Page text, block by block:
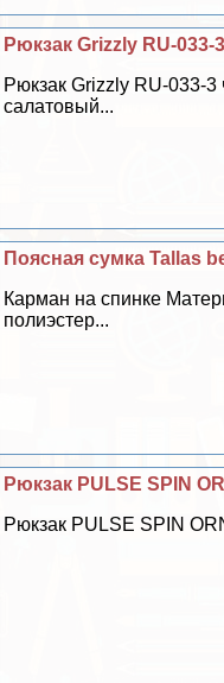
Рюкзак Grizzly RU-
Рюкзак Grizzly RU-033-3
салатовый...
Поясная сумка Tallas
Карман на спинке
полиэстер...
Рюкзак PULSE SPIN
Рюкзак PULSE SPIN